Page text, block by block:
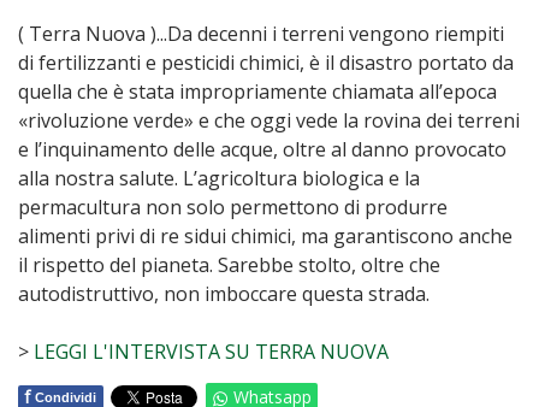
( Terra Nuova )...Da decenni i terreni vengono riempiti
di fertilizzanti e pesticidi chimici, è il disastro portato da
quella che è stata impropriamente chiamata all’epoca
«rivoluzione verde» e che oggi vede la rovina dei terreni
e l’inquinamento delle acque, oltre al danno provocato
alla nostra salute. L’agricoltura biologica e la
permacultura non solo permettono di produrre
alimenti privi di re sidui chimici, ma garantiscono anche
il rispetto del pianeta. Sarebbe stolto, oltre che
autodistruttivo, non imboccare questa strada.
> LEGGI L'INTERVISTA SU TERRA NUOVA
f Condividi Whatsapp